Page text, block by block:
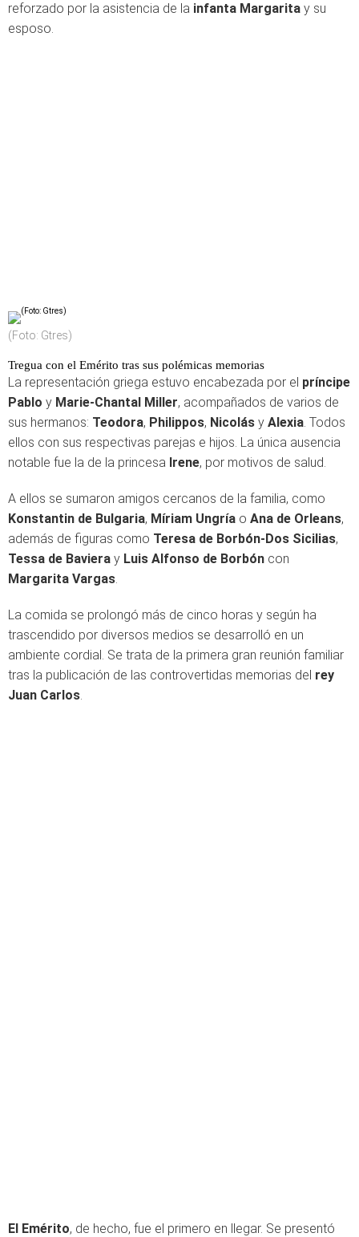
reforzado por la asistencia de la infanta Margarita y su
esposo.
(Foto: Gtres)
Tregua con el Emérito tras sus polémicas memorias
La representación griega estuvo encabezada por el príncipe
Pablo y Marie-Chantal Miller, acompañados de varios de
sus hermanos: Teodora, Philippos, Nicolás y Alexia. Todos
ellos con sus respectivas parejas e hijos. La única ausencia
notable fue la de la princesa Irene, por motivos de salud.
A ellos se sumaron amigos cercanos de la familia, como
Konstantin de Bulgaria, Míriam Ungría o Ana de Orleans,
además de figuras como Teresa de Borbón-Dos Sicilias,
Tessa de Baviera y Luis Alfonso de Borbón con
Margarita Vargas.
La comida se prolongó más de cinco horas y según ha
trascendido por diversos medios se desarrolló en un
ambiente cordial. Se trata de la primera gran reunión familiar
tras la publicación de las controvertidas memorias del rey
Juan Carlos.
El Emérito, de hecho, fue el primero en llegar. Se presentó